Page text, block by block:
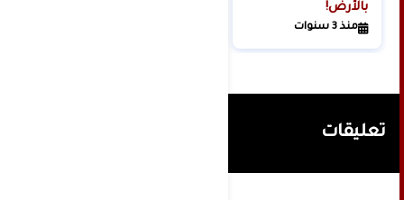
بالأرض!
منذ 3 سنوات
تعليقات